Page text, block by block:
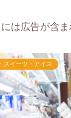
は広告が含ま
スイーツ・アイス